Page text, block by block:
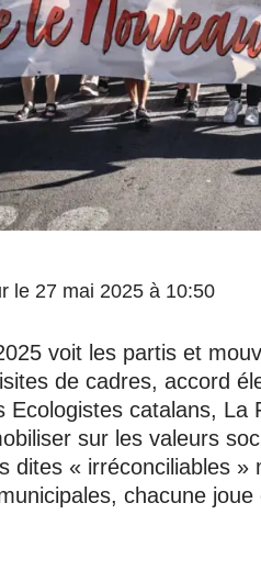
le 27 mai 2025 à 10:50
voit les partis et
de cadres, accord
Ecologistes catalans, La
sur les valeurs
dites « irréconciliables »
chacune